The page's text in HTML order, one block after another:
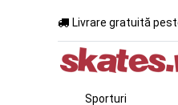
Livrare gratuită
Sporturi